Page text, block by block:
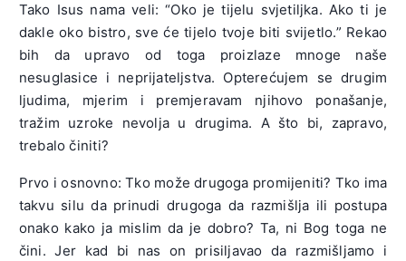
Tako Isus nama veli: “Oko je tijelu svjetiljka. Ako ti je
dakle oko bistro, sve će tijelo tvoje biti svijetlo.” Rekao
bih da upravo od toga proizlaze mnoge naše
nesuglasice i neprijateljstva. Opterećujem se drugim
ljudima, mjerim i premjeravam njihovo ponašanje,
tražim uzroke nevolja u drugima. A što bi, zapravo,
trebalo činiti?
Prvo i osnovno: Tko može drugoga promijeniti? Tko ima
takvu silu da prinudi drugoga da razmišlja ili postupa
onako kako ja mislim da je dobro? Ta, ni Bog toga ne
čini. Jer kad bi nas on prisiljavao da razmišljamo i